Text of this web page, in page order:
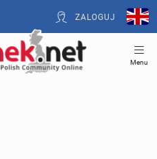
ZALOGUJ
Menu